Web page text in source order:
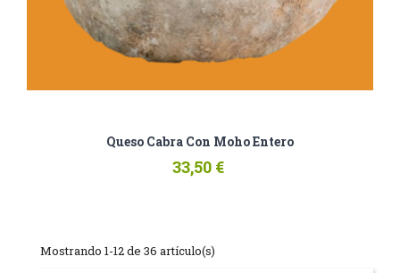
Queso Cabra Con Moho Entero
33,50 €
Mostrando 1-12 de 36 artículo(s)